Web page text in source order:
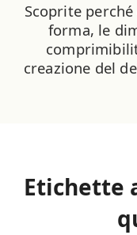
Scoprite
forma, le
creazione del
Etichette